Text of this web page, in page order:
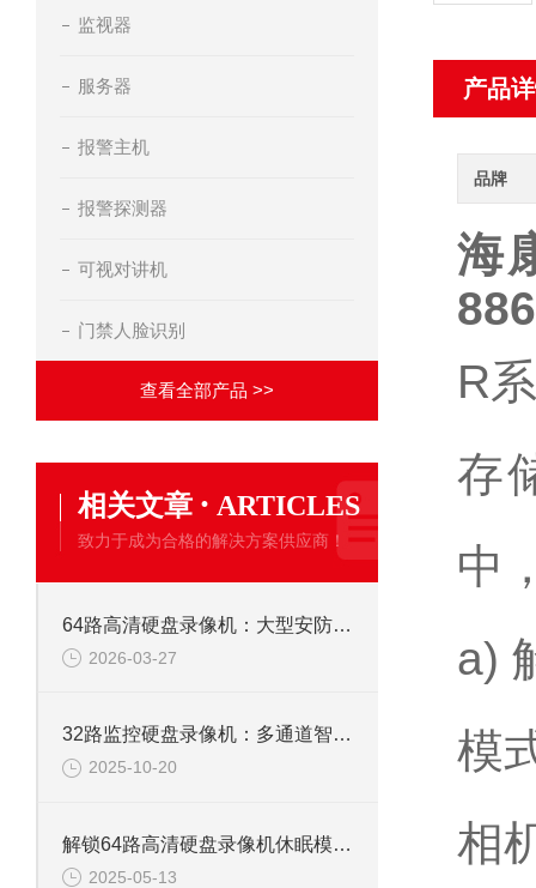
监视器
服务器
报警主机
报警探测器
可视对讲机
门禁人脸识别
查看全部产品 >>
相关文章 · ARTICLES
致力于成为合格的解决方案供应商！
64路高清硬盘录像机：大型安防监控系统的核心存储解决方案
2026-03-27
32路监控硬盘录像机：多通道智能监控，构筑全域安全防线
2025-10-20
解锁64路高清硬盘录像机休眠模式的多重优势
2025-05-13
产品
品牌
海
R
存
中
a)
模
相